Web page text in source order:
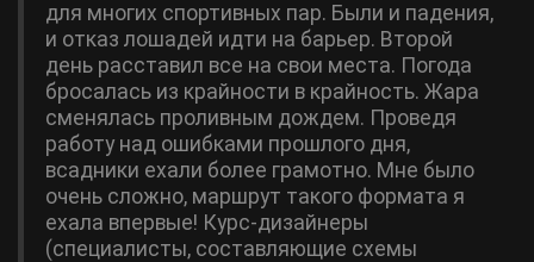
для многих спортивных пар. Были и падения,
и отказ лошадей идти на барьер. Второй
день расставил все на свои места. Погода
бросалась из крайности в крайность. Жара
сменялась проливным дождем. Проведя
работу над ошибками прошлого дня,
всадники ехали более грамотно. Мне было
очень сложно, маршрут такого формата я
ехала впервые! Курс-дизайнеры
(специалисты, составляющие схемы